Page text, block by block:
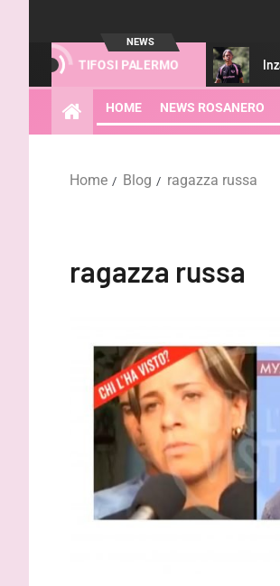
NEWS
TIFOSI PALERMO
gestione del recupero Inzaghi:
HOME NEWS ROSANERO
Home Blog ragazza russa
ragazza russa